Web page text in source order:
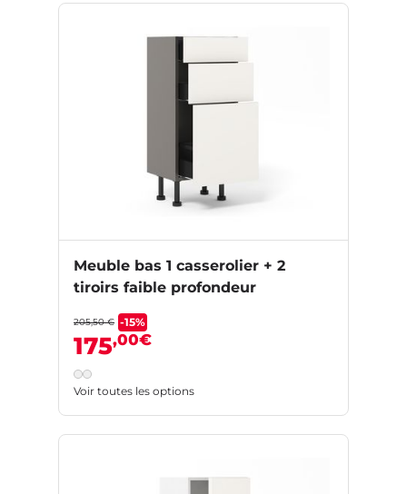
Meuble bas 1 casserolier + 2
tiroirs faible profondeur
205,50 € -15%
175,00€
Voir toutes les options